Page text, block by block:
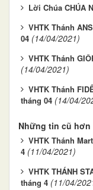
Lời Chúa CHÚA
VHTK Thánh
04 (14/04/2021)
VHTK Thánh
(14/04/2021)
VHTK Thánh
tháng 04 (14/04/
Những tin cũ hơn
VHTK Thánh
4 (11/04/2021)
VHTK THÁNH
tháng 4 (11/04/